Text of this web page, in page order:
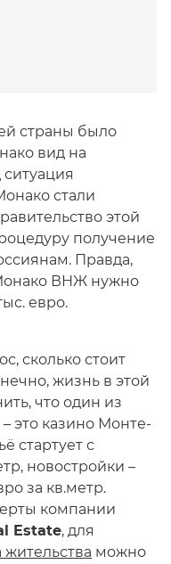
страны было
вид на
стали
этой
получение
Правда,
ВНЖ нужно
евро.
сколько стоит
жизнь в этой
что один из
это казино Монте-
стартует с
новостройки –
за кв.метр.
компании
Estate, для
жительства можно